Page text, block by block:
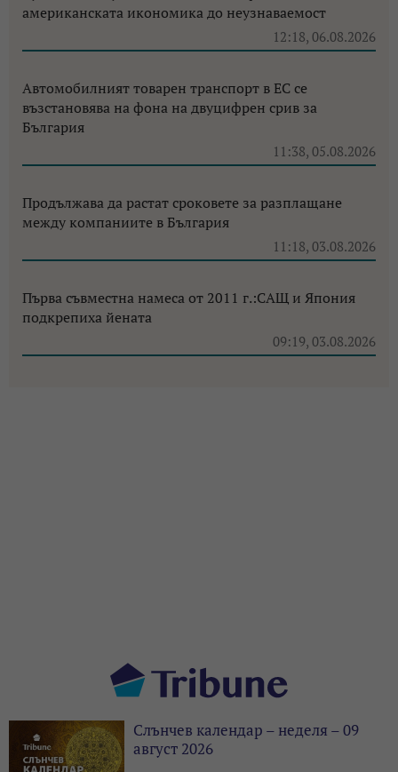
американската икономика до неузнаваемост
12:18, 06.08.2026
Автомобилният товарен транспорт в ЕС се
възстановява на фона на двуцифрен срив за
България
11:38, 05.08.2026
Продължава да растат сроковете за разплащане
между компаниите в България
11:18, 03.08.2026
Първа съвместна намеса от 2011 г.:САЩ и Япония
подкрепиха йената
09:19, 03.08.2026
Слънчев календар – неделя – 09
август 2026